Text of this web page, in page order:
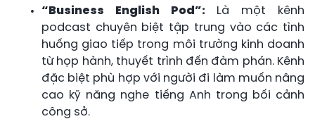
“Business English Pod”:Là một kênh
podcast chuyên biệt tập trung vào các tình
huống giao tiếp trong môi trường kinh doanh
từ họp hành, thuyết trình đến đàm phán. Kênh
đặc biệt phù hợp với người đi làm muốn nâng
cao kỹ năng nghe tiếng Anh trong bối cảnh
công sở.